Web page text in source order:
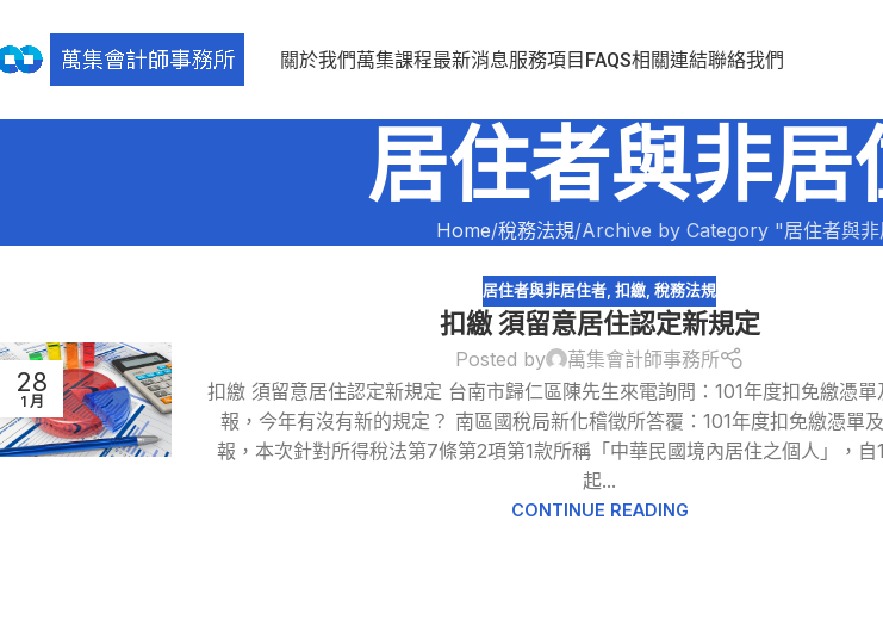
關於我們萬集課程最新消息服務項目 FAQS相關連結聯絡我們
居住者與非居
Home 稅務法規 Archive by Category "居住者與非
28
1 月
居住者與非居住者,扣繳,稅務法規
扣繳 須留意居住認定新規定
Posted by
萬集會計師事務所
扣繳 須留意居住認定新規定 台南市歸仁區陳先生來電詢問：101年度扣免繳憑單
報，今年有沒有新的規定？ 南區國稅局新化稽徵所答覆：101年度扣免繳憑單
報，本次針對所得稅法第7條第2項第1款所稱「中華民國境內居住之個人」，自
起...
CONTINUE READING